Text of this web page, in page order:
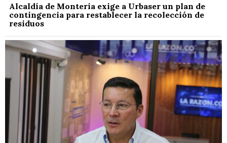
Alcaldía de Montería exige a Urbaser un plan de
contingencia para restablecer la recolección de
residuos